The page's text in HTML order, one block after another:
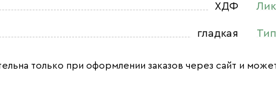
ХДФ
гладкая Тип
только при оформлении заказов через сайт и